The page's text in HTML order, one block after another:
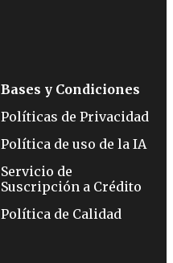
Bases y Condiciones
Políticas de Privacidad
Política de uso de la IA
Servicio de
Suscripción a Crédito
Política de Calidad